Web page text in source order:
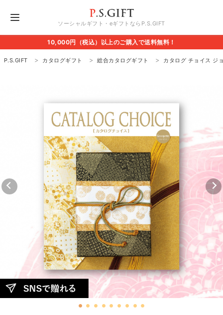
ソーシャルギフト・eギフトならP.S.GIFT
10,000円（税込）以上のご購入で送料無料！
P.S.GIFT カタログギフト 総合カタログギフト カタログ チョイス ジ